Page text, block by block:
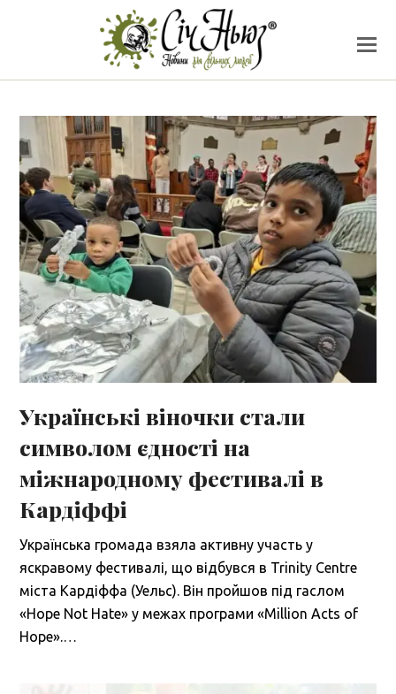
Українські віночки стали
символом єдності на
міжнародному фестивалі в
Кардіффі
Українська громада взяла активну участь у
яскравому фестивалі, що відбувся в Trinity Centre
міста Кардіффа (Уельс). Він пройшов під гаслом
«Hope Not Hate» у межах програми «Million Acts of
Hope».…